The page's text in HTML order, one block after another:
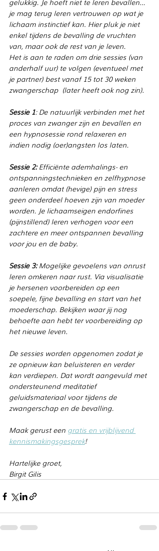
gelukkig. Je hoeft niet te leren bevallen…
je mag terug leren vertrouwen op wat je
lichaam instinctief kan. Hier pluk je niet
enkel tijdens de bevalling de vruchten
van, maar ook de rest van je leven.
Het is aan te raden om drie sessies (van
anderhalf uur) te volgen (eventueel met
je partner) best vanaf 15 tot 30 weken
zwangerschap  (later heeft ook nog zin).
Sessie 1: De natuurlijk verbinden met het
proces van zwanger zijn en bevallen en
een hypnosessie rond relaxeren en
indien nodig (oer)angsten los laten.
Sessie 2: Efficiënte ademhalings- en
ontspanningstechnieken en zelfhypnose
aanleren omdat (hevige) pijn en stress
geen onderdeel hoeven zijn van moeder
worden. Je lichaamseigen endorfines
(pijnstillend) leren verhogen voor een
zachtere en meer ontspannen bevalling
voor jou en de baby.
Sessie 3: Mogelijke gevoelens van onrust
leren omkeren naar rust. Via visualisatie
je hersenen voorbereiden op een
soepele, fijne bevalling en start van het
moederschap. Bekijken waar jij nog
behoefte aan hebt ter voorbereiding op
het nieuwe leven.
De sessies worden opgenomen zodat je
ze opnieuw kan beluisteren en verder
kan verdiepen. Dat wordt aangevuld met
ondersteunend meditatief
geluidsmateriaal voor tijdens de
zwangerschap en de bevalling.
Maak gerust een gratis en vrijblijvend
kennismakingsgesprek!
Hartelijke groet,
Birgit Gilis